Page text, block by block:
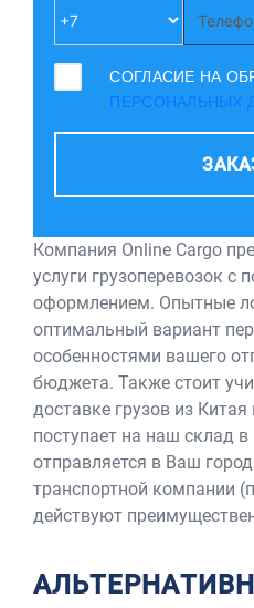
Компания Online Cargo
услуги грузоперевозок
оформлением. Опытные
оптимальный вариант
особенностями вашего
бюджета. Также стоит
доставке грузов из
поступает на наш склад
отправляется в Ваш
транспортной компании
действуют
СОГЛАСИЕ НА
ПЕРСОНАЛЬНЫХ